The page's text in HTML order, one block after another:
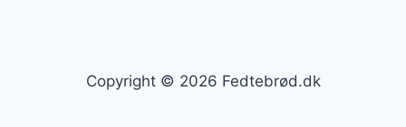
Copyright © 2026 Fedtebrød.dk